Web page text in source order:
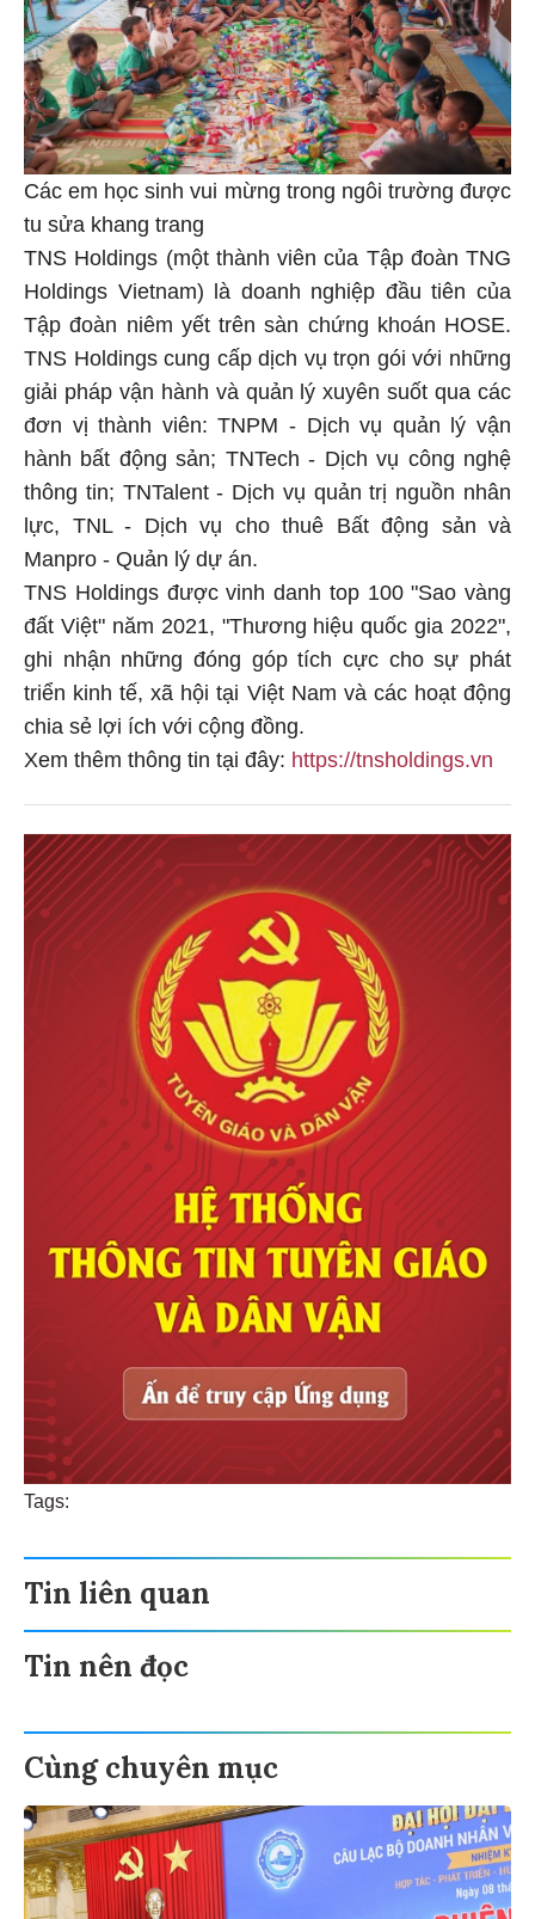
Các em học sinh vui mừng trong ngôi trường được
tu sửa khang trang
TNS Holdings (một thành viên của Tập đoàn TNG
Holdings Vietnam) là doanh nghiệp đầu tiên của
Tập đoàn niêm yết trên sàn chứng khoán HOSE.
TNS Holdings cung cấp dịch vụ trọn gói với những
giải pháp vận hành và quản lý xuyên suốt qua các
đơn vị thành viên: TNPM - Dịch vụ quản lý vận
hành bất động sản; TNTech - Dịch vụ công nghệ
thông tin; TNTalent - Dịch vụ quản trị nguồn nhân
lực, TNL - Dịch vụ cho thuê Bất động sản và
Manpro - Quản lý dự án.
TNS Holdings được vinh danh top 100 "Sao vàng
đất Việt" năm 2021, "Thương hiệu quốc gia 2022",
ghi nhận những đóng góp tích cực cho sự phát
triển kinh tế, xã hội tại Việt Nam và các hoạt động
chia sẻ lợi ích với cộng đồng.
Xem thêm thông tin tại đây: https://tnsholdings.vn
Tags:
Tin liên quan
Tin nên đọc
Cùng chuyên mục